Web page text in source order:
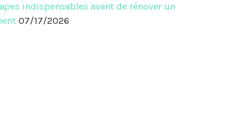
indispensables avant de rénover un
07/17/2026